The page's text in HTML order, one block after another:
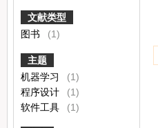
文献类型
图书
(1)
主题
机器学习
(1)
程序设计
(1)
软件工具
(1)